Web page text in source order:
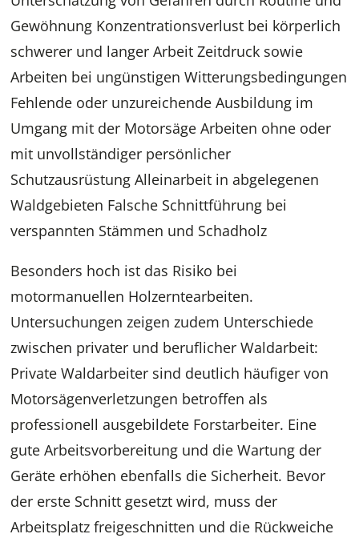
Gewöhnung Konzentrationsverlust bei körperlich
schwerer und langer Arbeit Zeitdruck sowie
Arbeiten bei ungünstigen Witterungsbedingungen
Fehlende oder unzureichende Ausbildung im
Umgang mit der Motorsäge Arbeiten ohne oder
mit unvollständiger persönlicher
Schutzausrüstung Alleinarbeit in abgelegenen
Waldgebieten Falsche Schnittführung bei
verspannten Stämmen und Schadholz
Besonders hoch ist das Risiko bei
motormanuellen Holzerntearbeiten.
Untersuchungen zeigen zudem Unterschiede
zwischen privater und beruflicher Waldarbeit:
Private Waldarbeiter sind deutlich häufiger von
Motorsägenverletzungen betroffen als
professionell ausgebildete Forstarbeiter. Eine
gute Arbeitsvorbereitung und die Wartung der
Geräte erhöhen ebenfalls die Sicherheit. Bevor
der erste Schnitt gesetzt wird, muss der
Arbeitsplatz freigeschnitten und die Rückweiche